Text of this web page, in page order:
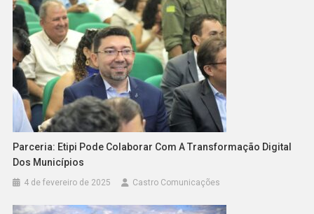
Parceria: Etipi Pode Colaborar Com A Transformação Digital
Dos Municípios
4 de fevereiro de 2025 Castro Comunicações